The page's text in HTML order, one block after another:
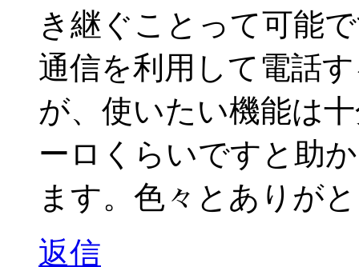
き継ぐことって可能
通信を利用して電話
が、使いたい機能は
ーロくらいですと助
ます。色々とありが
返信